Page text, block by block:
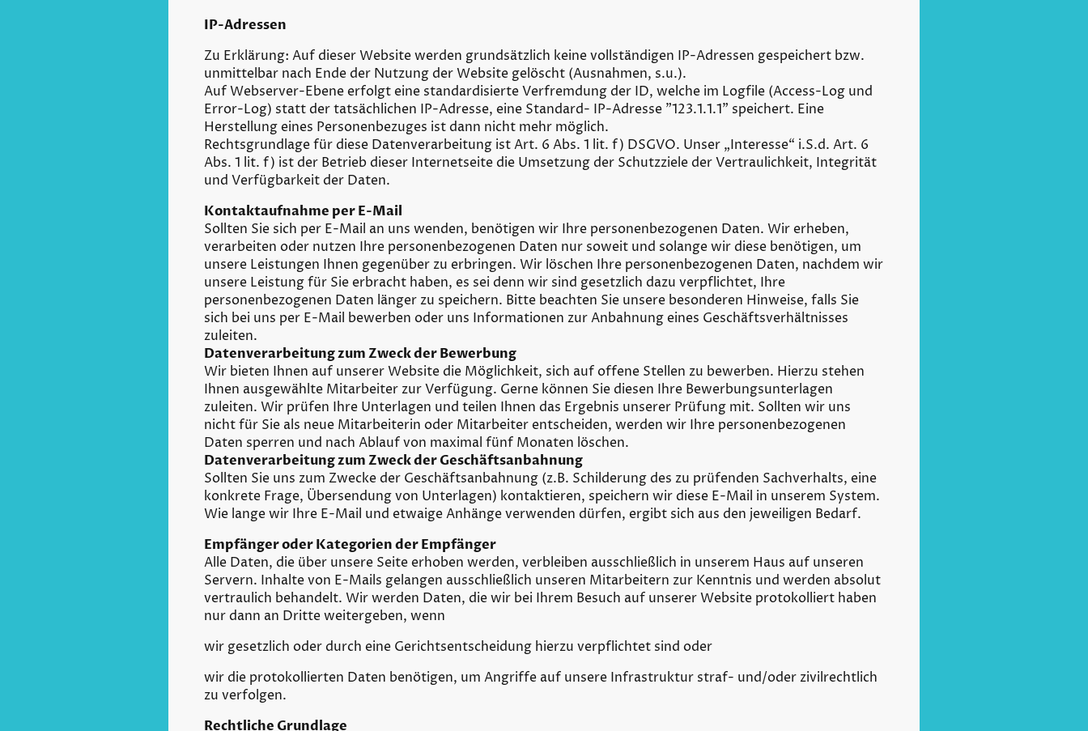
IP-Adressen
Zu Erklärung: Auf dieser Website werden grundsätzlich keine vollständigen IP-Adressen gespeichert bzw.
unmittelbar nach Ende der Nutzung der Website gelöscht (Ausnahmen, s.u.).
Auf Webserver-Ebene erfolgt eine standardisierte Verfremdung der ID, welche im Logfile (Access-Log und
Error-Log) statt der tatsächlichen IP-Adresse, eine Standard- IP-Adresse "123.1.1.1" speichert. Eine
Herstellung eines Personenbezuges ist dann nicht mehr möglich.
Rechtsgrundlage für diese Datenverarbeitung ist Art. 6 Abs. 1 lit. f) DSGVO. Unser „Interesse“ i.S.d. Art. 6
Abs. 1 lit. f) ist der Betrieb dieser Internetseite die Umsetzung der Schutzziele der Vertraulichkeit, Integrität
und Verfügbarkeit der Daten.
Kontaktaufnahme per E-Mail
Sollten Sie sich per E-Mail an uns wenden, benötigen wir Ihre personenbezogenen Daten. Wir erheben,
verarbeiten oder nutzen Ihre personenbezogenen Daten nur soweit und solange wir diese benötigen, um
unsere Leistungen Ihnen gegenüber zu erbringen. Wir löschen Ihre personenbezogenen Daten, nachdem wir
unsere Leistung für Sie erbracht haben, es sei denn wir sind gesetzlich dazu verpflichtet, Ihre
personenbezogenen Daten länger zu speichern. Bitte beachten Sie unsere besonderen Hinweise, falls Sie
sich bei uns per E-Mail bewerben oder uns Informationen zur Anbahnung eines Geschäftsverhältnisses
zuleiten.
Datenverarbeitung zum Zweck der Bewerbung
Wir bieten Ihnen auf unserer Website die Möglichkeit, sich auf offene Stellen zu bewerben. Hierzu stehen
Ihnen ausgewählte Mitarbeiter zur Verfügung. Gerne können Sie diesen Ihre Bewerbungsunterlagen
zuleiten. Wir prüfen Ihre Unterlagen und teilen Ihnen das Ergebnis unserer Prüfung mit. Sollten wir uns
nicht für Sie als neue Mitarbeiterin oder Mitarbeiter entscheiden, werden wir Ihre personenbezogenen
Daten sperren und nach Ablauf von maximal fünf Monaten löschen.
Datenverarbeitung zum Zweck der Geschäftsanbahnung
Sollten Sie uns zum Zwecke der Geschäftsanbahnung (z.B. Schilderung des zu prüfenden Sachverhalts, eine
konkrete Frage, Übersendung von Unterlagen) kontaktieren, speichern wir diese E-Mail in unserem System.
Wie lange wir Ihre E-Mail und etwaige Anhänge verwenden dürfen, ergibt sich aus den jeweiligen Bedarf.
Empfänger oder Kategorien der Empfänger
Alle Daten, die über unsere Seite erhoben werden, verbleiben ausschließlich in unserem Haus auf unseren
Servern. Inhalte von E-Mails gelangen ausschließlich unseren Mitarbeitern zur Kenntnis und werden absolut
vertraulich behandelt. Wir werden Daten, die wir bei Ihrem Besuch auf unserer Website protokolliert haben
nur dann an Dritte weitergeben, wenn
wir gesetzlich oder durch eine Gerichtsentscheidung hierzu verpflichtet sind oder
wir die protokollierten Daten benötigen, um Angriffe auf unsere Infrastruktur straf- und/oder zivilrechtlich
zu verfolgen.
Rechtliche Grundlage